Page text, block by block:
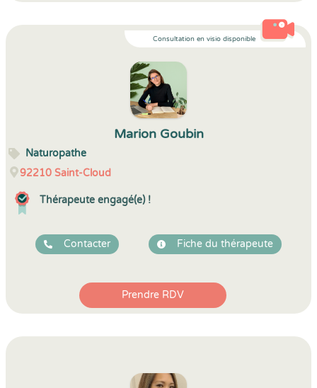
Consultation en visio disponible
Marion Goubin
Naturopathe
92210 Saint-Cloud
Thérapeute engagé(e) !
Contacter Fiche du thérapeute
Prendre RDV